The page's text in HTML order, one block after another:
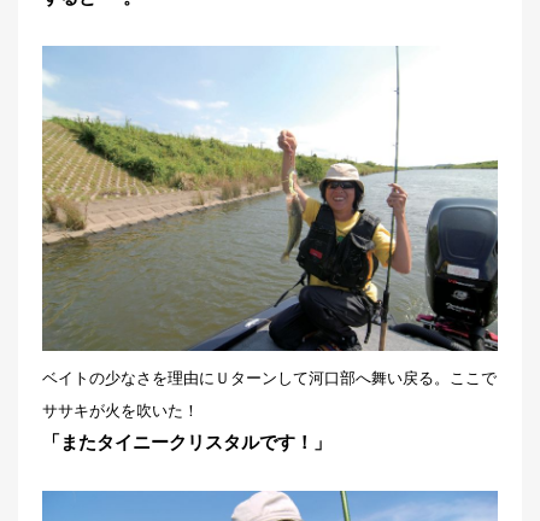
ベイトの少なさを理由にＵターンして河口部へ舞い戻る。ここで
ササキが火を吹いた！
「またタイニークリスタルです！」